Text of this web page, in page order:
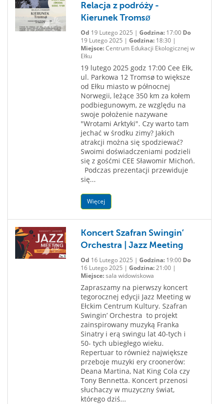
Relacja z podróży -
Kierunek Tromsø
Od 19 Lutego 2025 | Godzina:17:00 Do
19 Lutego 2025 | Godzina:18:30 |
Miejsce:Centrum Edukacji Ekologicznej w
Ełku
19 lutego 2025 godz 17:00 Cee Ełk,
ul. Parkowa 12 Tromsø to większe
od Ełku miasto w północnej
Norwegii, leżące 350 km za kołem
podbiegunowym, ze względu na
swoje położenie nazywane
"Wrotami Arktyki". Czy warto tam
jechać w środku zimy? Jakich
atrakcji można się spodziewać?
Swoimi doświadczeniami podzieli
się z gośćmi CEE Sławomir Michoń.
Podczas prezentacji przewiduje
się...
Więcej
Koncert Szafran Swingin’
Orchestra | Jazz Meeting
Od 16 Lutego 2025 | Godzina:19:00 Do
16 Lutego 2025 | Godzina:21:00 |
Miejsce:sala widowiskowa
Zapraszamy na pierwszy koncert
tegorocznej edycji Jazz Meeting w
Ełckim Centrum Kultury. Szafran
Swingin’ Orchestra to projekt
zainspirowany muzyką Franka
Sinatry i erą swingu lat 40-tych i
50- tych ubiegłego wieku.
Repertuar to również największe
przeboje muzyki ery croonerów:
Deana Martina, Nat King Cola czy
Tony Bennetta. Koncert przenosi
słuchaczy w muzyczny świat,
którego dziś...